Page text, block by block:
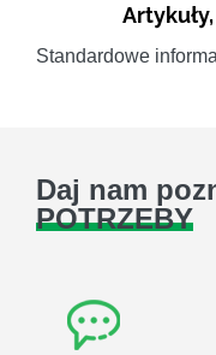
Artykuły,
Standardowe
Daj nam
POTRZEBY